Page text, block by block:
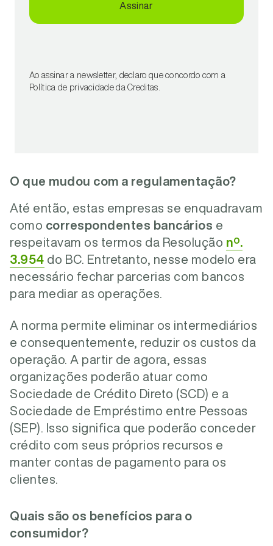
Assinar
Ao assinar a newsletter, declaro que concordo com a
Política de privacidade da Creditas.
O que mudou com a regulamentação?
Até então, estas empresas se enquadravam
como correspondentes bancários e
respeitavam os termos da Resolução nº.
3.954 do BC. Entretanto, nesse modelo era
necessário fechar parcerias com bancos
para mediar as operações.
A norma permite eliminar os intermediários
e consequentemente, reduzir os custos da
operação. A partir de agora, essas
organizações poderão atuar como
Sociedade de Crédito Direto (SCD) e a
Sociedade de Empréstimo entre Pessoas
(SEP). Isso significa que poderão conceder
crédito com seus próprios recursos e
manter contas de pagamento para os
clientes.
Quais são os benefícios para o
consumidor?